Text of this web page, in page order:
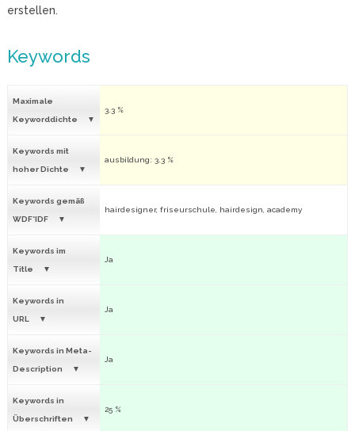
erstellen.
Keywords
Maximale
Keyworddichte
3.3 %
Keywords mit
hoher Dichte
ausbildung: 3.3 %
Keywords gemäß
WDF*IDF
hairdesigner, friseurschule, hairdesign, academy
Keywords im
Title
Ja
Keywords in
URL
Ja
Keywords in Meta-
Description
Ja
Keywords in
Überschriften
25 %